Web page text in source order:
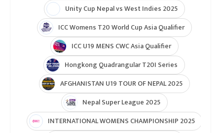
Unity Cup Nepal vs West Indies 2025
ICC Womens T20 World Cup Asia Qualifier
ICC U19 MENS CWC Asia Qualifier
Hongkong Quadrangular T20I Series
AFGHANISTAN U19 TOUR OF NEPAL 2025
Nepal Super League 2025
INTERNATIONAL WOMENS CHAMPIONSHIP 2025